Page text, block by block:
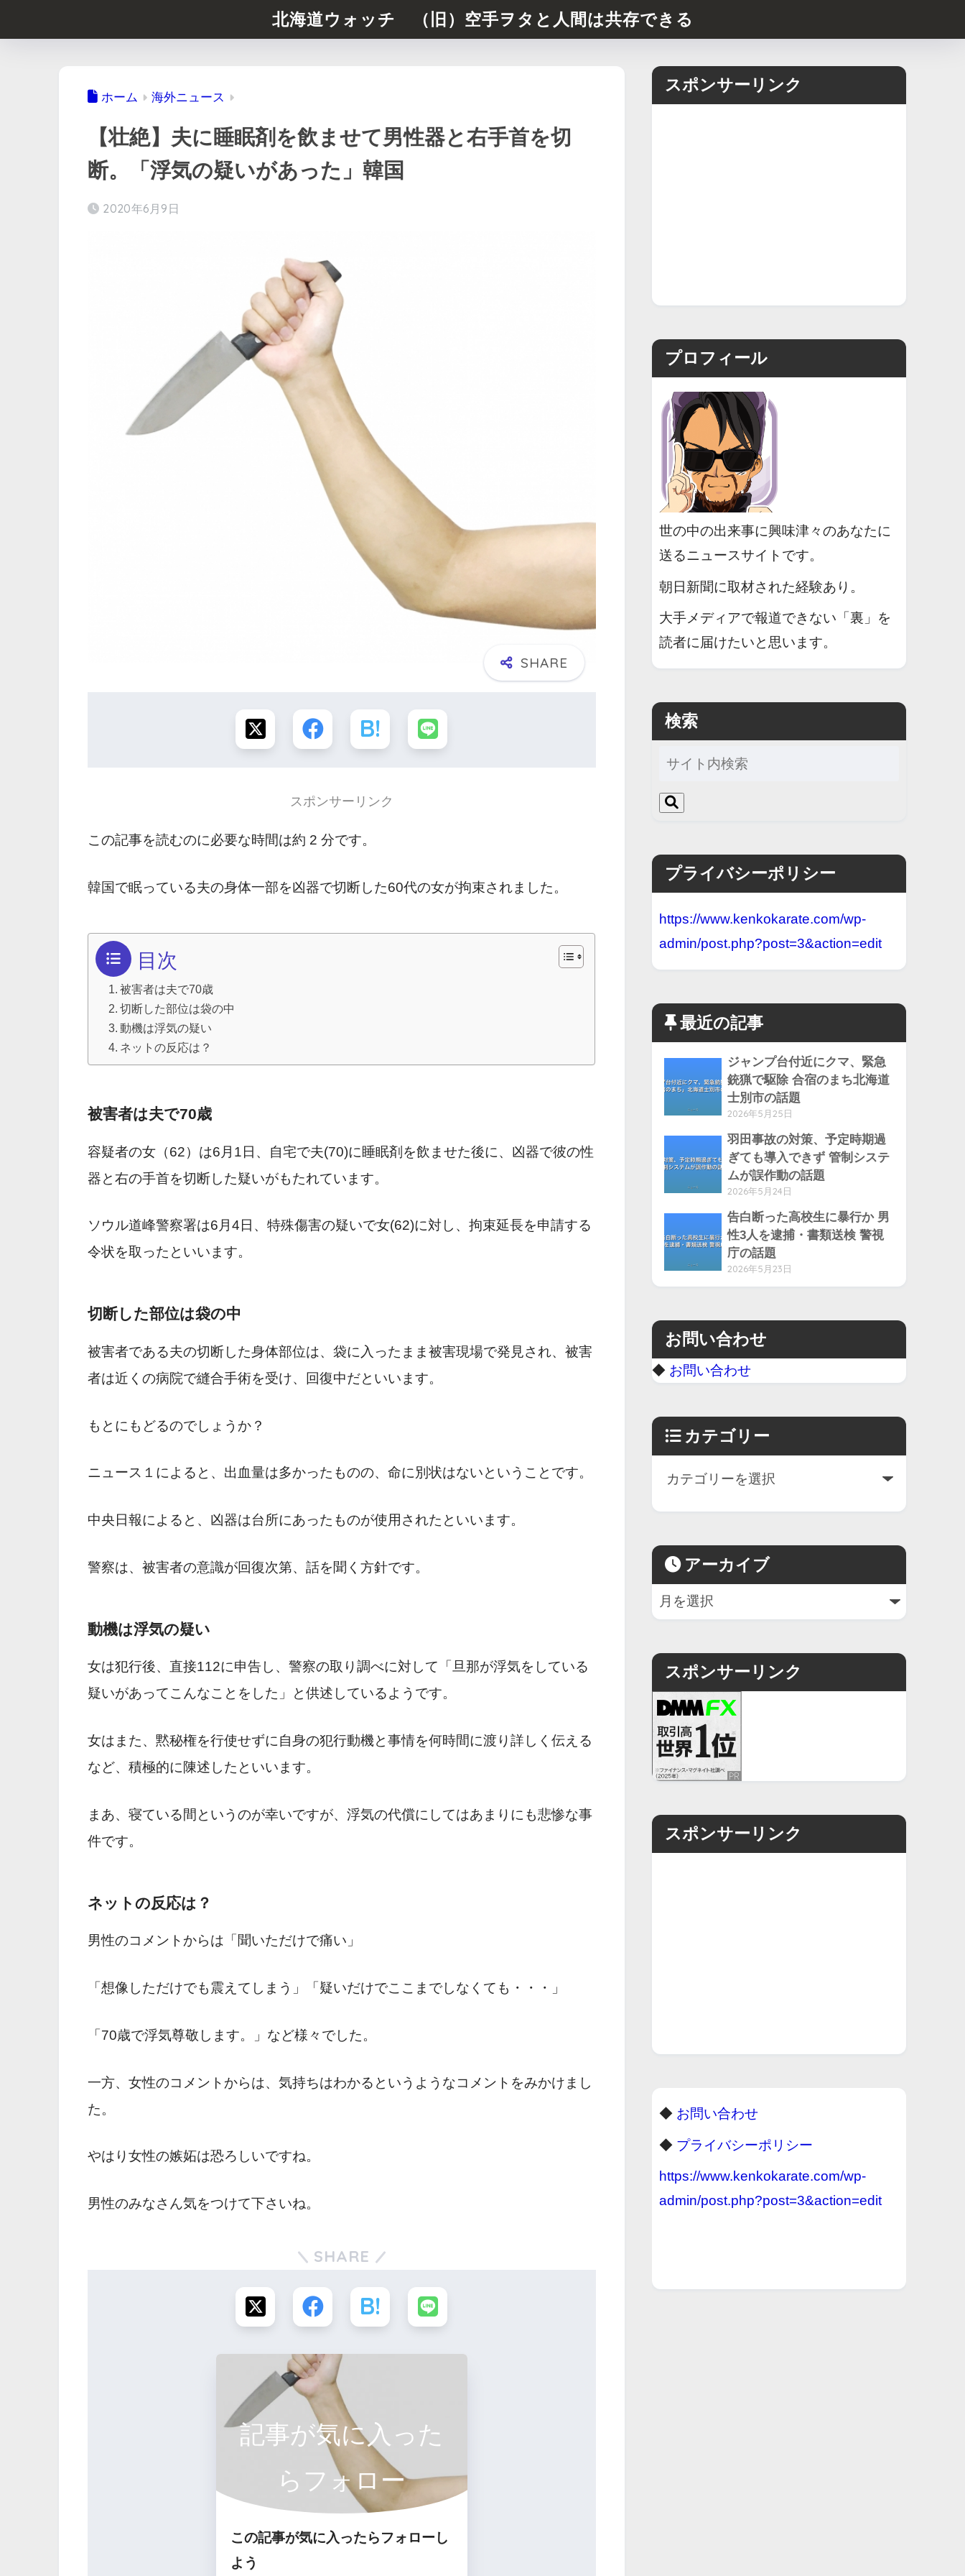
北海道ウォッチ （旧）空手ヲタと人間は共存できる
ホーム 海外ニュース
【壮絶】夫に睡眠剤を飲ませて男性器と右手首を切
断。「浮気の疑いがあった」韓国
2020年6月9日
スポンサーリンク
この記事を読むのに必要な時間は約 2 分です。
韓国で眠っている夫の身体一部を凶器で切断した60代の女が拘束されました。
目次
被害者は夫で70歳
切断した部位は袋の中
動機は浮気の疑い
ネットの反応は？
被害者は夫で70歳
容疑者の女（62）は6月1日、自宅で夫(70)に睡眠剤を飲ませた後に、 凶器で彼の性
器と右の手首を切断した疑いがもたれています。
ソウル道峰警察署は6月4日、特殊傷害の疑いで女(62)に対し、拘束延長を申請する
令状を取ったといいます。
切断した部位は袋の中
被害者である夫の切断した身体部位は、袋に入ったまま被害現場で発見され、被害
者は近くの病院で縫合手術を受け、回復中だといいます。
もとにもどるのでしょうか？
ニュース１ によると、出血量は多かったものの、命に別状はないということです。
中央日報によると、凶器は台所にあったものが使用されたといいます。
警察は、被害者の意識が回復次第、話を聞く方針です。
動機は浮気の疑い
女は犯行後、直接112に申告し、警察の取り調べに対して「旦那が浮気をしている
疑いがあってこんなことをした」と供述しているようです。
女はまた、黙秘権を行使せずに自身の犯行動機と事情を何時間に渡り詳しく伝える
など、積極的に陳述したといいます。
まあ、寝ている間というのが幸いですが、浮気の代償にしてはあまりにも悲惨な事
件です。
ネットの反応は？
男性のコメントからは「聞いただけで痛い」
「想像しただけでも震えてしまう」「疑いだけでここまでしなくても・・・」
「70歳で浮気尊敬します。」など様々でした。
一方、女性のコメントからは、気持ちはわかるというようなコメントをみかけまし
た。
やはり女性の嫉妬は恐ろしいですね。
男性のみなさん気をつけて下さいね。
SHARE
記事が気に入った
らフォロー
この記事が気に入ったらフォローし
よう
スポンサーリンク
プロフィール
世の中の出来事に興味津々のあなたに
送るニュースサイトです。
朝日新聞に取材された経験あり。
大手メディアで報道できない「裏」を
読者に届けたいと思います。
検索
プライバシーポリシー
https://www.kenkokarate.com/wp-
admin/post.php?post=3&action=edit
最近の記事
ジャンプ台付近にクマ、緊急
銃猟で駆除 合宿のまち北海道
士別市の話題
2026年5月25日
羽田事故の対策、予定時期過
ぎても導入できず 管制システ
ムが誤作動の話題
2026年5月24日
告白断った高校生に暴行か 男
性3人を逮捕・書類送検 警視
庁の話題
2026年5月23日
お問い合わせ
◆ お問い合わせ
カテゴリー
アーカイブ
スポンサーリンク
スポンサーリンク
◆ お問い合わせ
◆ プライバシーポリシー
https://www.kenkokarate.com/wp-
admin/post.php?post=3&action=edit